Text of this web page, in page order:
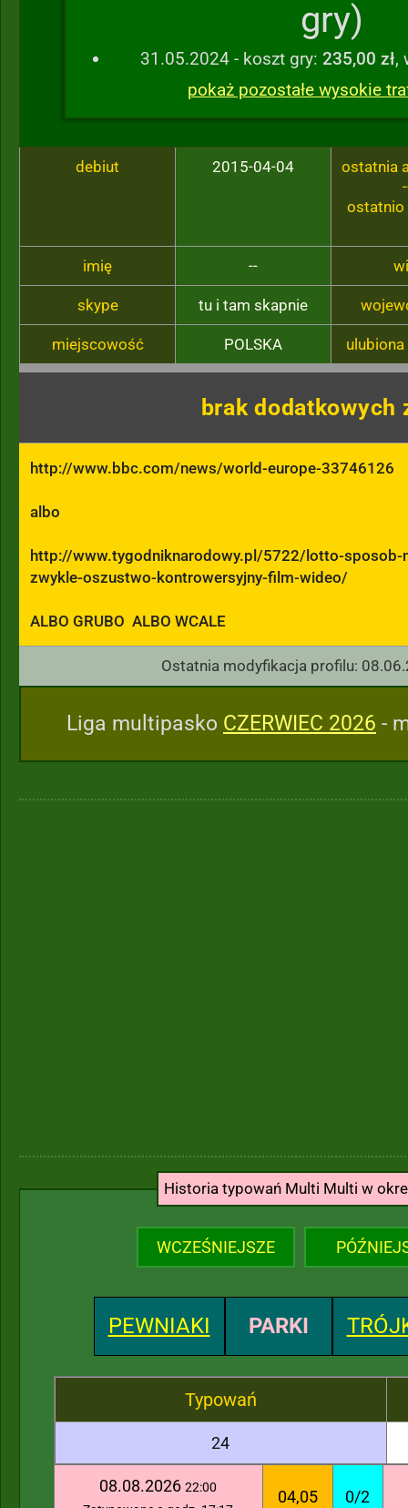
gry)
31.05.2024 - koszt gry:235,00 zł,
pokaż pozostałe wysokie
debiut 2015-04-04
ostatnia
ostatnio
imię --
skype tu i tam skapnie
miejscowość POLSKA
brak dodatkowych
http://www.bbc.com/news/world-europe-33746126
albo
http://www.tygodniknarodowy.pl/5722/lotto-sposob-
zwykle-oszustwo-kontrowersyjny-film-wideo/
ALBO GRUBO  ALBO WCALE
Ostatnia modyfikacja profilu:
Liga multipasko CZERWIEC 2026 -
Historia typowań Multi Multi w
WCZEŚNIEJSZE
PEWNIAKI PARKI
Typowań
24
08.08.2026 22:00
04,05 0/2